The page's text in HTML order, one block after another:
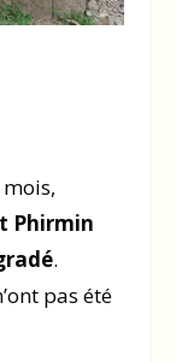
Phirmin
.
pas été